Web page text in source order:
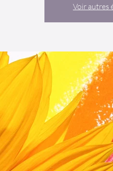
Voir autres